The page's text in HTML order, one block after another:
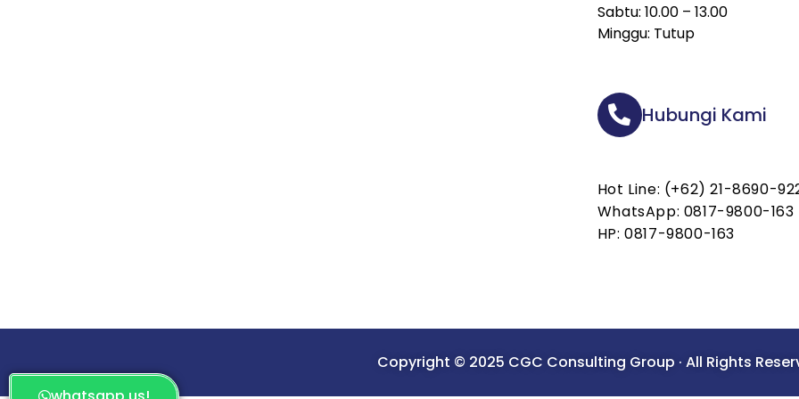
Sabtu: 10.00 – 13.00
Minggu: Tutup
Hubungi Kami
Hot Line: (+62) 21-8690-
WhatsApp: 0817-9800-163
HP: 0817-9800-163
Copyright © 2025 CGC Consulting Group · All Rights